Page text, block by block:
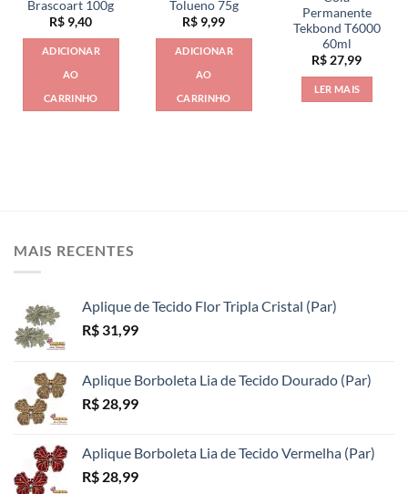
produto
Brascoart 100g
R$ 9,40
ADICIONAR
AO
CARRINHO
Tolueno 75g
R$ 9,99
ADICIONAR
AO
CARRINHO
Permanente
Tekbond T6000
60ml
R$27,99
LER MAIS
MAIS RECENTES
Aplique de Tecido Flor Tripla Cristal (Par)
R$ 31,99
Aplique Borboleta Lia de Tecido Dourado (Par)
R$ 28,99
Aplique Borboleta Lia de Tecido Vermelha (Par)
R$ 28,99